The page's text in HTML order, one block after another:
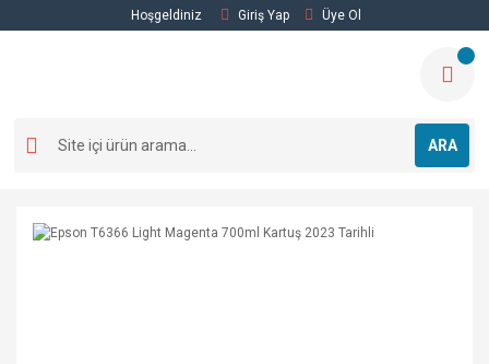
Hoşgeldiniz Giriş Yap Üye Ol
ARA